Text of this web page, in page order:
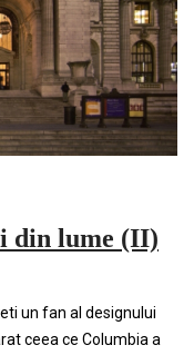
din lume (II)
un fan al designului
ceea ce Columbia a